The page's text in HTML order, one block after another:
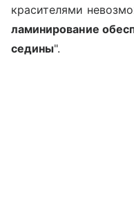
красителями
ламинирование
седины".